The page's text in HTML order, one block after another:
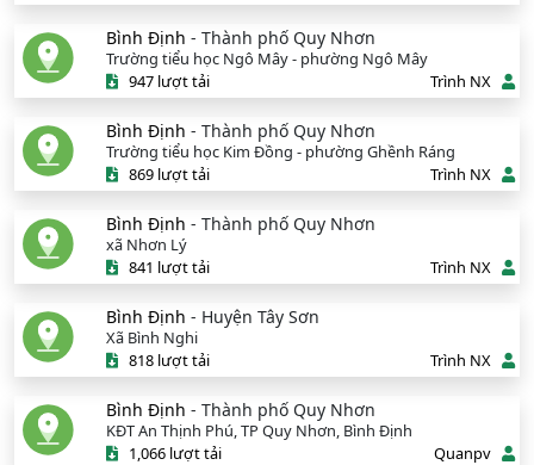
Bình Định - Thành phố Quy Nhơn
Trường tiểu học Ngô Mây - phường Ngô Mây
947 lượt tải
Trình NX
Bình Định - Thành phố Quy Nhơn
Trường tiểu học Kim Đồng - phường Ghềnh Ráng
869 lượt tải
Trình NX
Bình Định - Thành phố Quy Nhơn
xã Nhơn Lý
841 lượt tải
Trình NX
Bình Định - Huyện Tây Sơn
Xã Bình Nghi
818 lượt tải
Trình NX
Bình Định - Thành phố Quy Nhơn
KĐT An Thịnh Phú, TP Quy Nhơn, Bình Định
1,066 lượt tải
Quanpv